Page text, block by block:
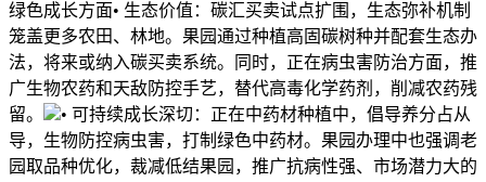
绿色成长方面• 生态价值：碳汇买卖试点扩围，生态弥补机制
笼盖更多农田、林地。果园通过种植高固碳树种并配套生态办
法，将来或纳入碳买卖系统。同时，正在病虫害防治方面，推
广生物农药和天敌防控手艺，替代高毒化学药剂，削减农药残
留。
• 可持续成长深切：正在中药材种植中，倡导养分占从
导，生物防控病虫害，打制绿色中药材。果园办理中也强调老
园取品种优化，裁减低结果园，推广抗病性强、市场潜力大的